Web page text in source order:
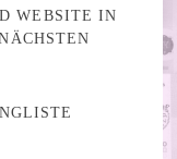
WEBSITE IN